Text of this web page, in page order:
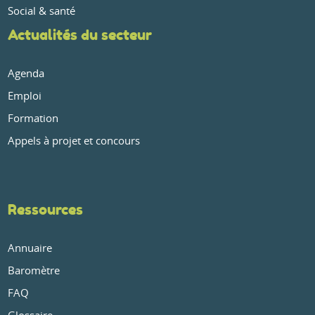
Social & santé
Actualités du secteur
Agenda
Emploi
Formation
Appels à projet et concours
Ressources
Annuaire
Baromètre
FAQ